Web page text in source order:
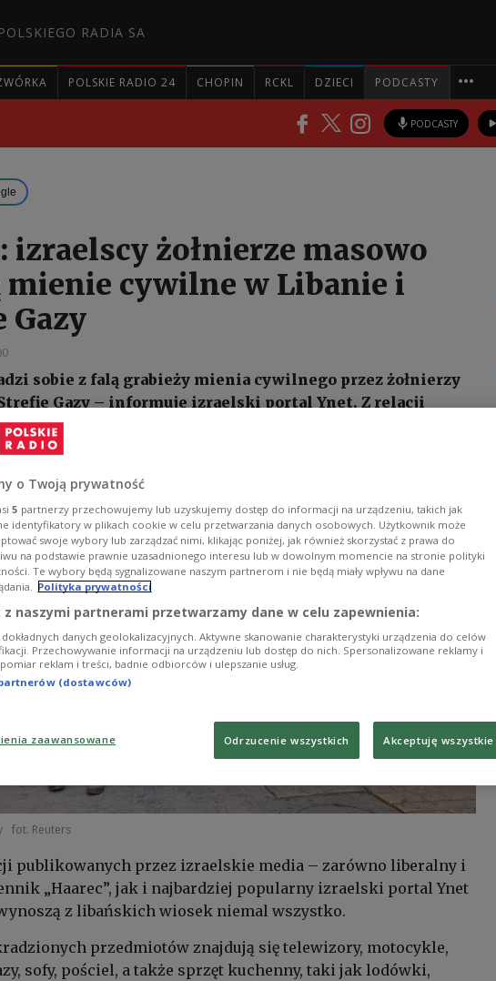
RADIA SA
POLSKIE RADIO 24 CHOPIN RCKL DZIECI PODCASTY
PODCASTY
izraelscy żołnierze masowo
mienie cywilne w Libanie i
Gazy
sobie z falą grabieży mienia cywilnego przez żołnierzy
Gazy – informuje izraelski portal Ynet. Z relacji
że rabunek opuszczonych domów odbywa się
nie podejmuje działań dyscyplinarnych.
fot. Reuters
publikowanych przez izraelskie media – zarówno liberalny i
„Haarec”, jak i najbardziej popularny izraelski portal Ynet
z libańskich wiosek niemal wszystko.
przedmiotów znajdują się telewizory, motocykle,
sofy, pościel, a także sprzęt kuchenny, taki jak lodówki,
o Twoją prywatność
5 partnerzy przechowujemy lub uzyskujemy dostęp do informacji na urządzeniu, takich jak
identyfikatory w plikach cookie w celu przetwarzania danych osobowych. Użytkownik może
swoje wybory lub zarządzać nimi, klikając poniżej, jak również skorzystać z prawa do
na podstawie prawnie uzasadnionego interesu lub w dowolnym momencie na stronie polityki
Te wybory będą sygnalizowane naszym partnerom i nie będą miały wpływu na dane
Polityka prywatności
z naszymi partnerami przetwarzamy dane w celu zapewnienia:
dokładnych danych geolokalizacyjnych. Aktywne skanowanie charakterystyki urządzenia do celów
Przechowywanie informacji na urządzeniu lub dostęp do nich. Spersonalizowane reklamy i
reklam i treści, badnie odbiorców i ulepszanie usług.
(dostawców)
zaawansowane Odrzucenie wszystkich Akceptuję wszystkie